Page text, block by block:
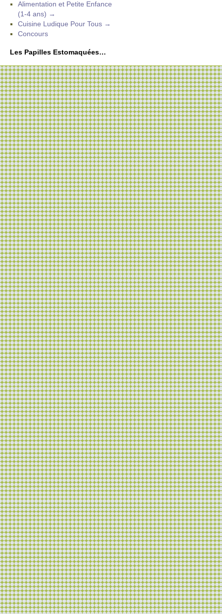
Alimentation et Petite Enfance
(1-4 ans) →
Cuisine Ludique Pour Tous →
Concours
Les Papilles Estomaquées…